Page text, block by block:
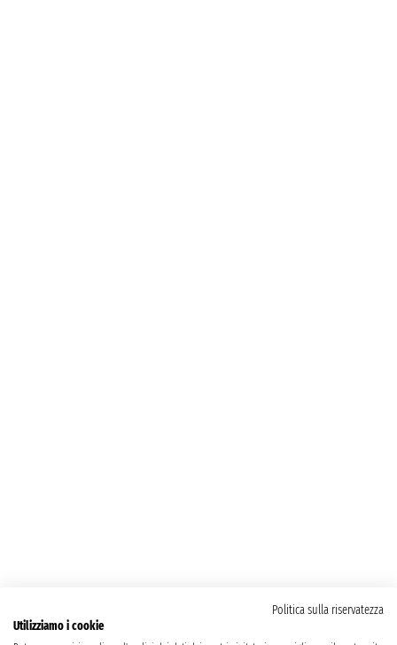
Politica sulla riservatezza
Utilizziamo i cookie